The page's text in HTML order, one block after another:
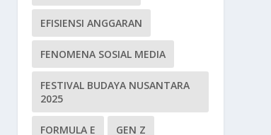
EFISIENSI ANGGARAN
FENOMENA SOSIAL MEDIA
FESTIVAL BUDAYA NUSANTARA
2025
FORMULA E GEN Z